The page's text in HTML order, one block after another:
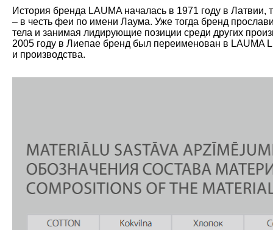
История бренда LAUMA началась в 1971 году в
– в честь феи по имени Лаума. Уже тогда бренд
тела и занимая лидирующие позиции среди других
2005 году в Лиепае бренд был переименован в LAUMA
и производства.